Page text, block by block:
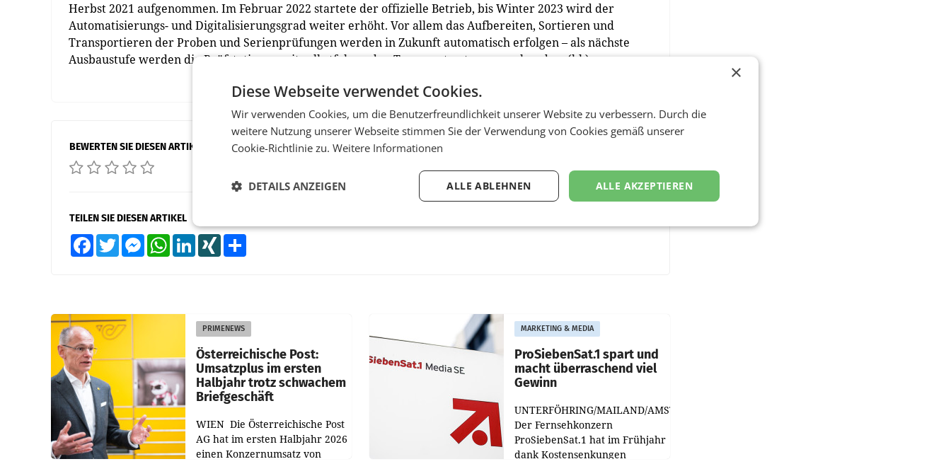
Herbst 2021 aufgenommen. Im Februar 2022 startete der offizielle Betrieb, bis Winter 2023 wird der
Automatisierungs- und Digitalisierungsgrad weiter erhöht. Vor allem das Aufbereiten, Sortieren und
Transportieren der Proben und Serienprüfungen werden in Zukunft automatisch erfolgen – als nächste
Ausbaustufe werden die Prüfstationen mit selbstfahrenden Transportsystemen verbunden. (hk)
BEWERTEN SIE DIESEN ARTIKEL
TEILEN SIE DIESEN ARTIKEL
FacebookTwitter MessengerWhatsAppLinkedInXING
PRIMENEWS
Österreichische Post:
Umsatzplus im ersten
Halbjahr trotz schwachem
Briefgeschäft
WIEN Die Österreichische Post
AG hat im ersten Halbjahr 2026
einen Konzernumsatz von
MARKETING & MEDIA
ProSiebenSat.1 spart und
macht überraschend viel
Gewinn
UNTERFÖHRING/MAILAND/AMSTERDAM.
Der Fernsehkonzern
ProSiebenSat.1 hat im Frühjahr
dank Kostensenkungen
×
Diese Webseite verwendet Cookies.
Wir verwenden Cookies, um die Benutzerfreundlichkeit unserer Website zu verbessern. Durch die
weitere Nutzung unserer Webseite stimmen Sie der Verwendung von Cookies gemäß unserer
Cookie-Richtlinie zu. Weitere Informationen
ALLE AKZEPTIEREN
ALLE ABLEHNEN
DETAILS ANZEIGEN